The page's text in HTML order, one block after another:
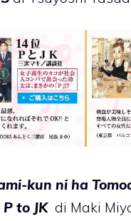
kun ni ha
P to JK di Maki